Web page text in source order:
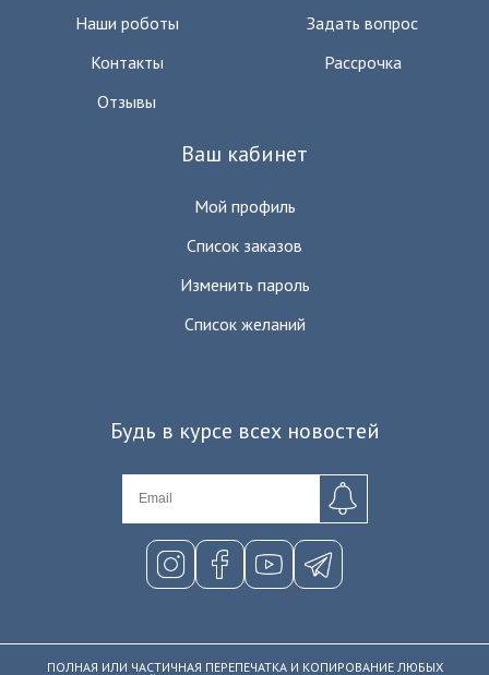
Наши роботы
Контакты
Отзывы
Задать вопрос
Рассрочка
Ваш кабинет
Мой профиль
Список заказов
Изменить пароль
Список желаний
Будь в курсе всех новостей
ПОЛНАЯ ИЛИ ЧАСТИЧНАЯ ПЕРЕПЕЧАТКА И КОПИРОВАНИЕ ЛЮБЫХ